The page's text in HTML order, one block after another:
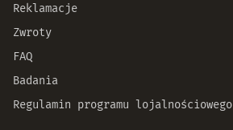
Reklamacje
Zwroty
FAQ
Badania
Regulamin programu lojalnościowego